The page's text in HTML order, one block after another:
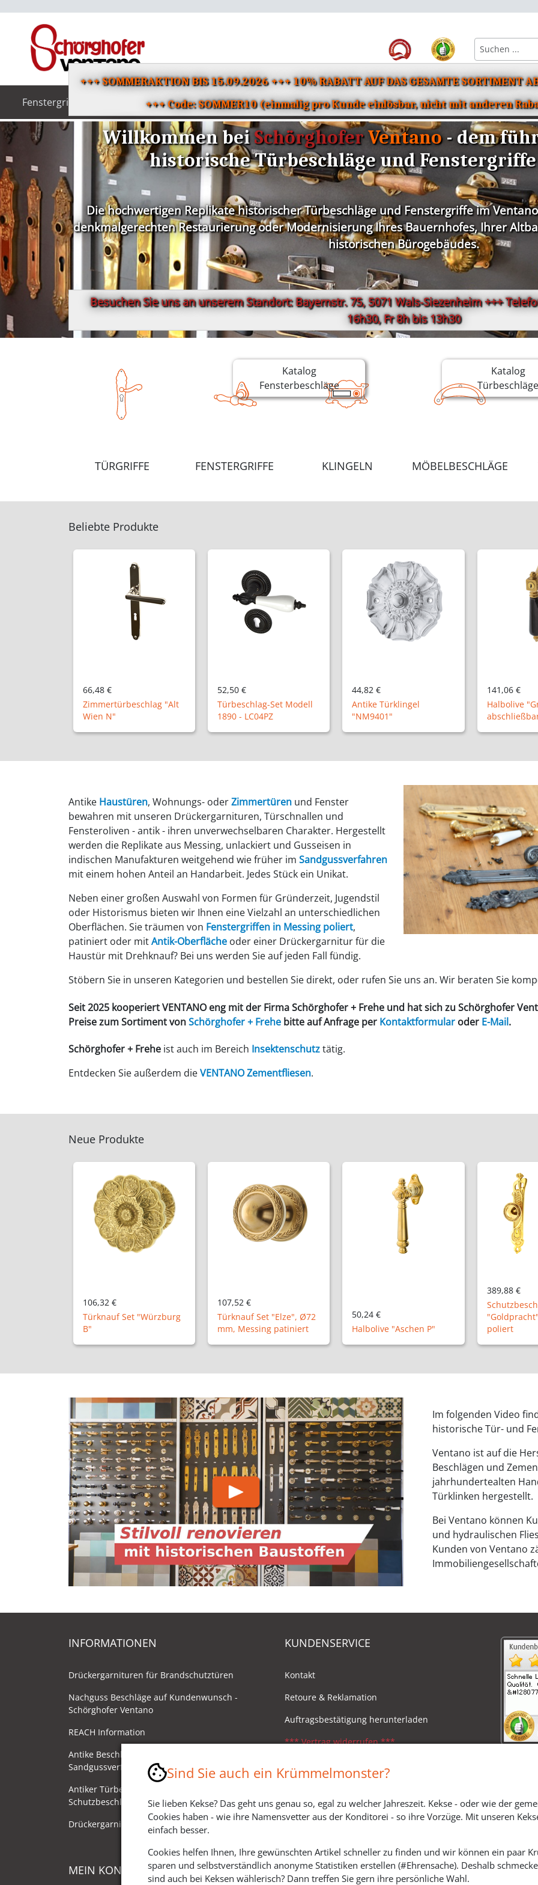
Fenstergriffe Türgriffe Klingeln Beschläge für Bad & WCEinzelteile für Türbeschläge
Eisenwaren &
+++ SOMMERAKTION BIS 15.09.2026 +++ 10% RABATT AUF DAS GESAMTE SORTIMENT
+++ Code: SOMMER10 (einmalig pro Kunde einlösbar, nicht mit anderen
Willkommen beiSchörghoferVentano- dem
historische Türbeschläge und
Die hochwertigen Replikate historischer Türbeschläge und Fenstergriffe im
denkmalgerechten Restaurierung oder Modernisierung Ihres Bauernhofes, Ihrer
historischen Bürogebäudes.
Besuchen Sie uns an unserem Standort: Bayernstr. 75, 5071 Wals-Siezenheim +++
16h30, Fr 8h bis 13h30
Katalog
Fensterbeschläge
Katalog
Türbeschläge
TÜRGRIFFE FENSTERGRIFFE KLINGELN MÖBELBESCHLÄGE
Beliebte Produkte
52,50 €
Türbeschlag-Set Modell
1890 - LC04PZ
44,82 €
Antike Türklingel
"NM9401"
141,06 €
Halbolive "Grünau P",
abschließbar
96,00 €
Ladenband
"XL11-31"
Antike Haustüren, Wohnungs- oderZimmertüren und Fenster
bewahren mit unseren Drückergarnituren, Türschnallen und
Fensteroliven - antik - ihren unverwechselbaren Charakter. Hergestellt
werden die Replikate aus Messing, unlackiert und Gusseisen in
indischen Manufakturen weitgehend wie früher im Sandgussverfahren
mit einem hohen Anteil an Handarbeit. Jedes Stück ein Unikat.
Neben einer großen Auswahl von Formen für Gründerzeit, Jugendstil
oder Historismus bieten wir Ihnen eine Vielzahl an unterschiedlichen
Oberflächen. Sie träumen von Fenstergriffen in Messing poliert,
patiniert oder mitAntik-Oberfläche oder einer Drückergarnitur für die
Haustür mit Drehknauf? Bei uns werden Sie auf jeden Fall fündig.
Stöbern Sie in unseren Kategorien und bestellen Sie direkt, oder rufen Sie uns an. Wir beraten Sie
Seit 2025 kooperiert VENTANO eng mit der FirmaSchörghofer + Frehe und hat sich zu Schörghofer
Preise zum Sortiment vonSchörghofer+ Frehe bitte auf Anfrage per Kontaktformular oder E-Mail.
Schörghofer + Frehe ist auch im Bereich Insektenschutztätig.
Entdecken Sie außerdem dieVENTANO Zementfliesen.
Neue Produkte
107,52 €
Türknauf Set "Elze", Ø72
mm, Messing patiniert
50,24 €
Halbolive "Aschen P"
"Goldpracht", Messing
poliert
148,32 €
NM
Im folgenden Video
historische Tür- und
Ventano ist auf die
Beschlägen und
jahrhundertealten
Türklinken hergestellt.
Bei Ventano können
und hydraulischen
Kunden von Ventano
INFORMATIONEN
Drückergarnituren für Brandschutztüren
Nachguss Beschläge auf Kundenwunsch -
Schörghofer Ventano
REACH Information
Antike Beschläge - Herstellung im
Sandgussverfahren
Antiker Türbeschlag als
Schutzbeschlag/Sicherheitsbeschlag
Drückergarnituren mit Drehknauf
KUNDENSERVICE
Kontakt
Retoure & Reklamation
Auftragsbestätigung herunterladen
*** Vertrag widerrufen ***
Versandkosten, Lieferzeiten & Zahlungsmodi
MEIN KONTO SOZIALE MEDIEN
Sind Sie auch ein Krümmelmonster?
Sie lieben Kekse? Das geht uns genau so, egal zu welcher Jahreszeit. Kekse - oder wie der
Cookies haben - wie ihre Namensvetter aus der Konditorei - so ihre Vorzüge. Mit unseren
einfach besser.
Cookies helfen Ihnen, Ihre gewünschten Artikel schneller zu finden und wir können ein paar
sparen und selbstverständlich anonyme Statistiken erstellen (#Ehrensache). Deshalb
sind auch bei Keksen wählerisch? Dann treffen Sie gern ihre persönliche Wahl.